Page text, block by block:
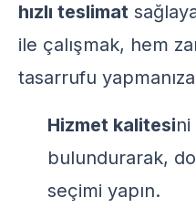
hızlı teslimat
ile çalışmak, hem
tasarrufu
Hizmet kalitesi
bulundurarak,
seçimi yapın.